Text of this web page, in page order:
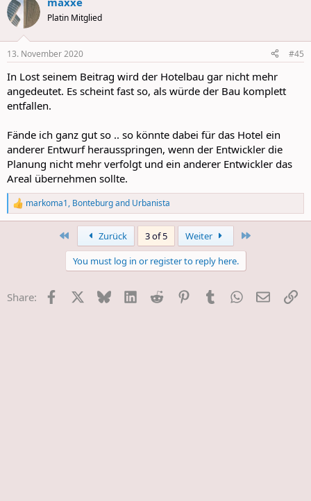
c
t
i
s
Platin Mitglied
13. November 2020 #45
In Lost seinem Beitrag wird der Hotelbau gar nicht mehr
angedeutet. Es scheint fast so, als würde der Bau komplett
entfallen.
Fände ich ganz gut so .. so könnte dabei für das Hotel ein
anderer Entwurf herausspringen, wenn der Entwickler die
Planung nicht mehr verfolgt und ein anderer Entwickler das
Areal übernehmen sollte.
R
e
s
markoma1, Bonteburgand Urbanista
Zurück 3 of 5 Weiter
You must log in or register to reply here.
Share: Facebook Bluesky LinkedInReddit PinterestTumblrWhatsApp
E-Mail